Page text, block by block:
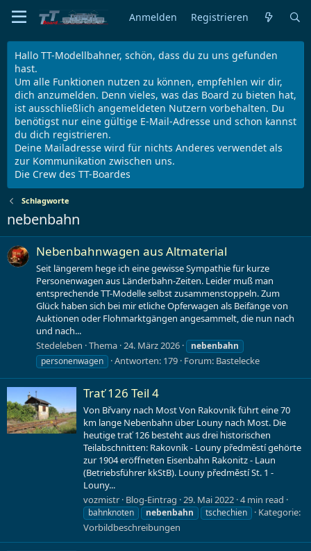
Anmelden Registrieren
Hallo TT-Modellbahner, schön, dass du zu uns gefunden
hast.
Um alle Funktionen nutzen zu können, empfehlen wir dir,
dich anzumelden. Denn vieles, was das Board zu bieten hat,
ist ausschließlich angemeldeten Nutzern vorbehalten. Du
benötigst nur eine gültige E-Mail-Adresse und schon kannst
du dich registrieren.
Deine Mailadresse wird für nichts Anderes verwendet als
zur Kommunikation zwischen uns.
Die Crew des TT-Boardes
Schlagworte
nebenbahn
Nebenbahnwagen aus Altmaterial
Seit längerem hege ich eine gewisse Sympathie für kurze
Personenwagen aus Länderbahn-Zeiten. Leider muß man
entsprechende TT-Modelle selbst zusammenstoppeln. Zum
Glück haben sich bei mir etliche Opferwagen als Beifänge von
Auktionen oder Flohmarktgängen angesammelt, die nun nach
und nach...
Stedeleben Thema 24. März 2026
nebenbahn
personenwagen
Antworten: 179 Forum: Bastelecke
Trať 126 Teil 4
Von Břvany nach Most Von Rakovník führt eine 70
km lange Nebenbahn über Louny nach Most. Die
heutige trať 126 besteht aus drei historischen
Teilabschnitten: Rakovník - Louny předměstí gehörte
zur 1904 eröffneten Eisenbahn Rakonitz - Laun
(Betriebsführer kkStB). Louny předměstí St. 1 -
Louny...
vozmistr Blog-Eintrag 29. Mai 2022 4 min read
bahnknoten nebenbahn tschechien
Kategorie:
Vorbildbeschreibungen